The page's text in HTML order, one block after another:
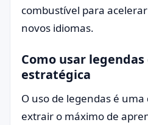
combustível para
novos idiomas.
Como usar
estratégica
O uso de legendas é uma
extrair o máximo de